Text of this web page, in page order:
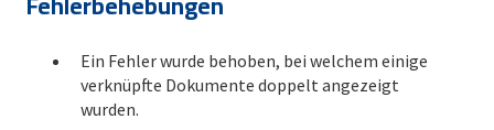
Ein Fehler wurde behoben, bei welchem einige
verknüpfte Dokumente doppelt angezeigt
wurden.